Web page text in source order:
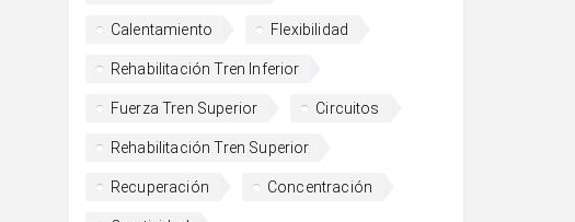
Calentamiento Flexibilidad
Rehabilitación Tren Inferior
Fuerza Tren Superior Circuitos
Rehabilitación Tren Superior
Recuperación Concentración